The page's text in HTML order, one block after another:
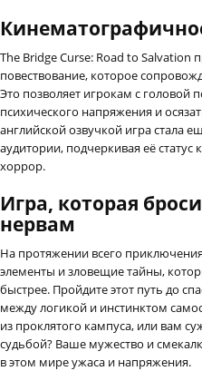
The Bridge Curse: Road to Salvation
повествование, которое
Это позволяет игрокам с головой
психического напряжения и
английской озвучкой игра стала
аудитории, подчеркивая её
хоррор.
Игра, которая
нервам
На протяжении всего
элементы и зловещие тайны,
быстрее. Пройдите этот путь до
между логикой и инстинктом
из проклятого кампуса, или вам
судьбой? Ваше мужество и
в этом мире ужаса и напряжения.